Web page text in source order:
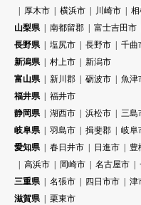
厚木市
横浜市 川崎市
山梨県
南都留郡 富士吉田市
長野県
塩尻市 長野市
千曲
新潟県
村上市
新潟市
富山県
新川郡 砺波市
魚津
福井県
福井市
静岡県
湖西市 浜松市 三島
岐阜県
羽島市 揖斐郡
岐阜
愛知県
春日井市 日進市 豊
高浜市
岡崎市 名古屋市
三重県
名張市 四日市市 津
滋賀県
栗東市